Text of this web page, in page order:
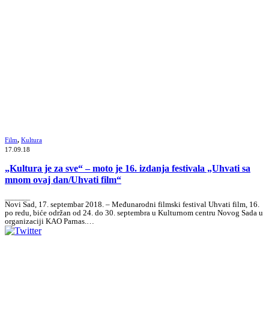
Film, Kultura
17.09.18
„Kultura je za sve“ – moto je 16. izdanja festivala „Uhvati sa
mnom ovaj dan/Uhvati film“
Novi Sad, 17. septembar 2018. – Međunarodni filmski festival Uhvati film, 16.
po redu, biće održan od 24. do 30. septembra u Kulturnom centru Novog Sada u
organizaciji KAO Parnas.…